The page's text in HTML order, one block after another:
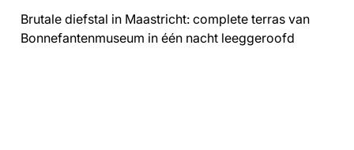
Brutale diefstal in Maastricht: complete terras van
Bonnefantenmuseum in één nacht leeggeroofd